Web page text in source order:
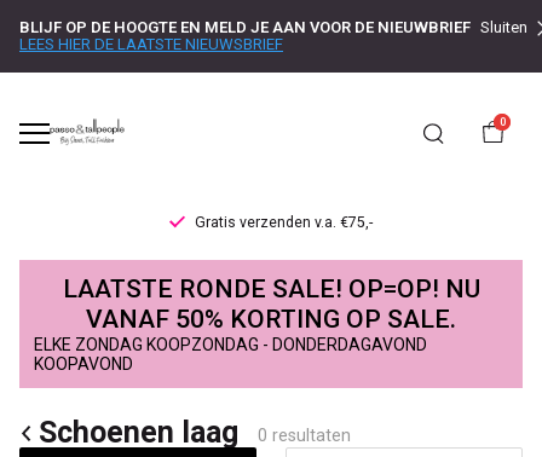
BLIJF OP DE HOOGTE EN MELD JE AAN VOOR DE NIEUWBRIEF
LEES HIER DE LAATSTE NIEUWSBRIEF
Sluiten
0
Gratis verzenden v.a. €75,-
Schoenen
laag
Passo
LAATSTE RONDE SALE! OP=OP! NU
VANAF 50% KORTING OP SALE.
ELKE ZONDAG KOOPZONDAG - DONDERDAGAVOND
KOOPAVOND
Schoenen laag 0 resultaten